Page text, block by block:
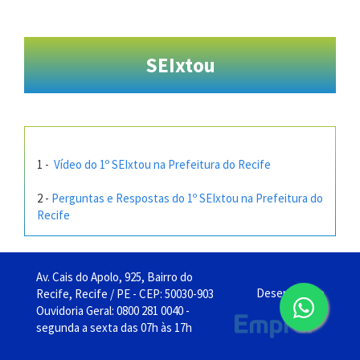
SEIxtou
1 - Vídeo do 1º SEIxtou na Prefeitura do Recife
2 - Perguntas e Respostas do 1º SEIxtou na Prefeitura do
Recife
Av. Cais do Apolo, 925, Bairro do
Recife, Recife / PE - CEP: 50030-903
Ouvidoria Geral: 0800 281 0040 -
segunda a sexta das 07h às 17h
Desenvolvido
pela